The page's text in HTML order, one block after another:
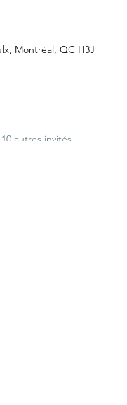
Montréal, QC H3J
autres invités